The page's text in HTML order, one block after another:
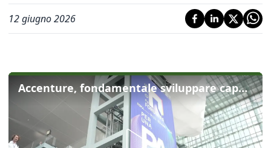
12 giugno 2026
Accenture, fondamentale sviluppare capacità di resilienza